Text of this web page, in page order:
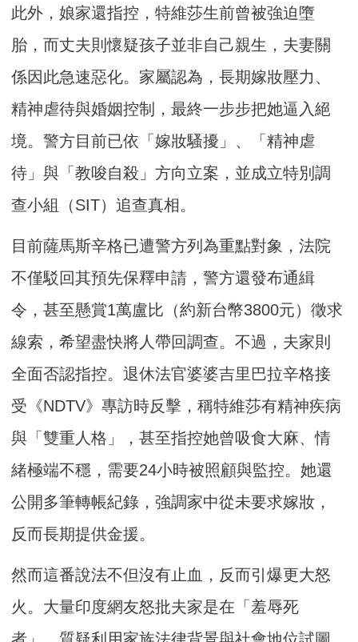
此外，娘家還指控，特維莎生前曾被強迫墮
胎，而丈夫則懷疑孩子並非自己親生，夫妻關
係因此急速惡化。家屬認為，長期嫁妝壓力、
精神虐待與婚姻控制，最終一步步把她逼入絕
境。警方目前已依「嫁妝騷擾」、「精神虐
待」與「教唆自殺」方向立案，並成立特別調
查小組（SIT）追查真相。
目前薩馬斯辛格已遭警方列為重點對象，法院
不僅駁回其預先保釋申請，警方還發布通緝
令，甚至懸賞1萬盧比（約新台幣3800元）徵求
線索，希望盡快將人帶回調查。不過，夫家則
全面否認指控。退休法官婆婆吉里巴拉辛格接
受《NDTV》專訪時反擊，稱特維莎有精神疾病
與「雙重人格」，甚至指控她曾吸食大麻、情
緒極端不穩，需要24小時被照顧與監控。她還
公開多筆轉帳紀錄，強調家中從未要求嫁妝，
反而長期提供金援。
然而這番說法不但沒有止血，反而引爆更大怒
火。大量印度網友怒批夫家是在「羞辱死
者」，質疑利用家族法律背景與社會地位試圖